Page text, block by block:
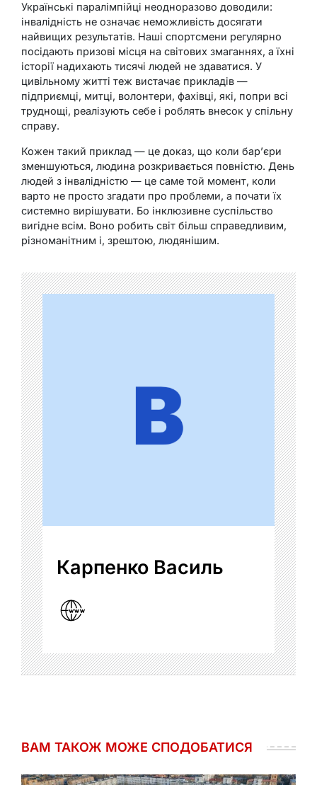
Українські паралімпійці неодноразово доводили:
інвалідність не означає неможливість досягати
найвищих результатів. Наші спортсмени регулярно
посідають призові місця на світових змаганнях, а їхні
історії надихають тисячі людей не здаватися. У
цивільному житті теж вистачає прикладів —
підприємці, митці, волонтери, фахівці, які, попри всі
труднощі, реалізують себе і роблять внесок у спільну
справу.
Кожен такий приклад — це доказ, що коли бар’єри
зменшуються, людина розкривається повністю. День
людей з інвалідністю — це саме той момент, коли
варто не просто згадати про проблеми, а почати їх
системно вирішувати. Бо інклюзивне суспільство
вигідне всім. Воно робить світ більш справедливим,
різноманітним і, зрештою, людянішим.
Карпенко Василь
ВАМ ТАКОЖ МОЖЕ СПОДОБАТИСЯ